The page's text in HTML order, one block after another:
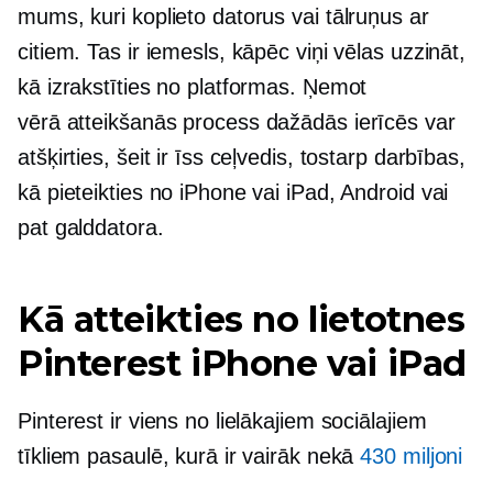
mums, kuri koplieto datorus vai tālruņus ar
citiem. Tas ir iemesls, kāpēc viņi vēlas uzzināt,
kā izrakstīties no platformas. Ņemot
vērā atteikšanāsprocess dažādās ierīcēs var
atšķirties, šeit ir īss ceļvedis, tostarp darbības,
kā pieteikties no iPhone vai iPad, Android vai
pat galddatora.
Kā atteikties no lietotnes
Pinterest iPhone vai iPad
Pinterest ir viens no lielākajiem sociālajiem
tīkliem pasaulē, kurā ir vairāk nekā430 miljoni